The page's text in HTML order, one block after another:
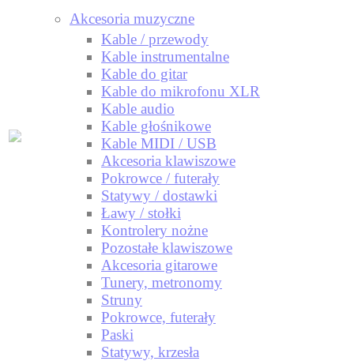
Akcesoria muzyczne
Kable / przewody
Kable instrumentalne
Kable do gitar
Kable do mikrofonu XLR
Kable audio
Kable głośnikowe
Kable MIDI / USB
Akcesoria klawiszowe
Pokrowce / futerały
Statywy / dostawki
Ławy / stołki
Kontrolery nożne
Pozostałe klawiszowe
Akcesoria gitarowe
Tunery, metronomy
Struny
Pokrowce, futerały
Paski
Statywy, krzesła